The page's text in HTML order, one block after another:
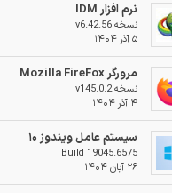
نرم افزار IDM
نسخه v6.42.56
۵ آذر ۱۴۰۴
مرورگر Mozilla FireFox
نسخه v145.0.2
۴ آذر ۱۴۰۴
سیستم عامل ویندوز ۱۰
Build 19045.6575
۲۶ آبان ۱۴۰۴